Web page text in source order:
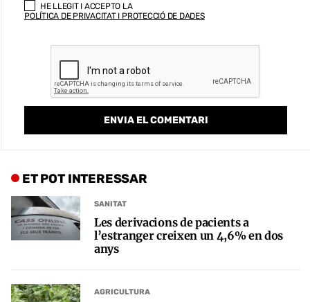
HE LLEGIT I ACCEPTO LA
POLÍTICA DE PRIVACITAT I PROTECCIÓ DE DADES
ET POT INTERESSAR
SANITAT
Les derivacions de pacients a
l’estranger creixen un 4,6% en dos
anys
AGRICULTURA